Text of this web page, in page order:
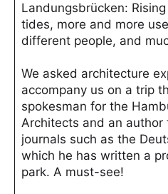
Landungsbrücken:
tides, more and more
different people, and
We asked architecture
accompany us on a trip
spokesman for the
Architects and an
journals such as the
which he has written a
park. A must-see!